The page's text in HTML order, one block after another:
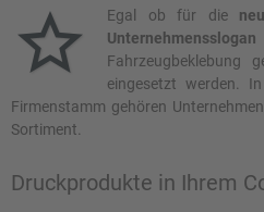
Egal ob für die
Fahrzeugbeklebung
eingesetzt werden. In
Firmenstamm gehören
Sortiment.
Druckprodukte in Ihrem